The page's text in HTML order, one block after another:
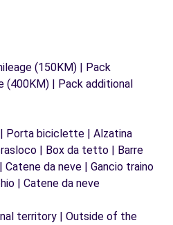
(150KM) | Pack
(400KM) | Pack additional
Porta biciclette | Alzatina
| Box da tetto | Barre
da neve | Gancio traino
| Catene da neve
territory | Outside of the